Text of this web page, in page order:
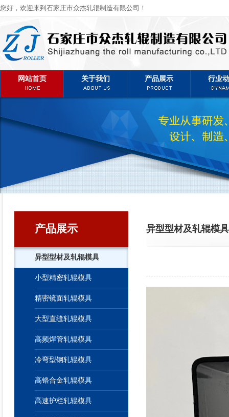
您好，欢迎来到石家庄市众杰轧辊制造有限公司！
网站首页 关于我们 产品展示 行业
产品展示
异型型材及轧辊模具
小型精密轧辊模具
精密镜面轧辊模具
大型直缝轧辊模具
高频焊管轧辊模具
冷弯型钢轧辊模具
高铬合金轧辊模具
高速护栏轧辊模具
异型型材及轧辊模具